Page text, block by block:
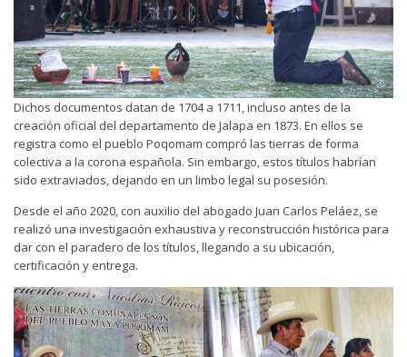
Dichos documentos datan de 1704 a 1711, incluso antes de la
creación oficial del departamento de Jalapa en 1873. En ellos se
registra como el pueblo Poqomam compró las tierras de forma
colectiva a la corona española. Sin embargo, estos títulos habrían
sido extraviados, dejando en un limbo legal su posesión.
Desde el año 2020, con auxilio del abogado Juan Carlos Peláez, se
realizó una investigación exhaustiva y reconstrucción histórica para
dar con el paradero de los títulos, llegando a su ubicación,
certificación y entrega.